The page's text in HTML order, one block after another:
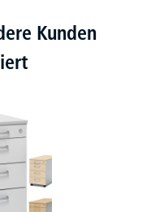
Kunden